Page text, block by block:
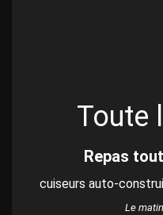
Toute
Repas
cuiseurs auto-
Le